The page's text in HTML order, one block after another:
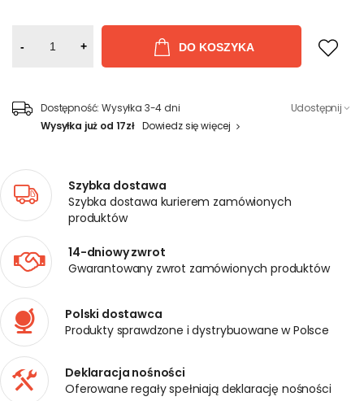
- + DO KOSZYKA
Dostępność: Wysyłka 3-4 dni
Wysyłka już od 17zł Dowiedz się więcej
Udostępnij
Szybka dostawa
Szybka dostawa kurierem zamówionych
produktów
14-dniowy zwrot
Gwarantowany zwrot zamówionych produktów
Polski dostawca
Produkty sprawdzone i dystrybuowane w Polsce
Deklaracja nośności
Oferowane regały spełniają deklarację nośności